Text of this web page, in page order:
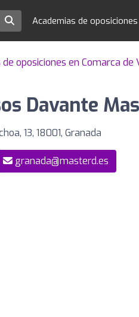
Academias de
oposiciones en Comarca de
Davante
13, 18001, Granada
granada@masterd.es